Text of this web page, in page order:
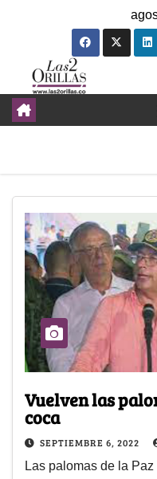
Vuelven las
coca
SEPTIEMBRE 6, 2022
Las palomas de la